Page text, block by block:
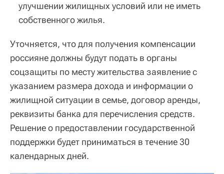
улучшении жилищных условий или не иметь
собственного жилья.
Уточняется, что для получения компенсации
россияне должны будут подать в органы
соцзащиты по месту жительства заявление с
указанием размера дохода и информации о
жилищной ситуации в семье, договор аренды,
реквизиты банка для перечисления средств.
Решение о предоставлении государственной
поддержки будет приниматься в течение 30
календарных дней.